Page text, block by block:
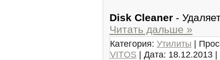
Disk Cleaner -
Читать дальше »
Категория: Утилиты |
VITOS | Дата: 18.12.2013 |